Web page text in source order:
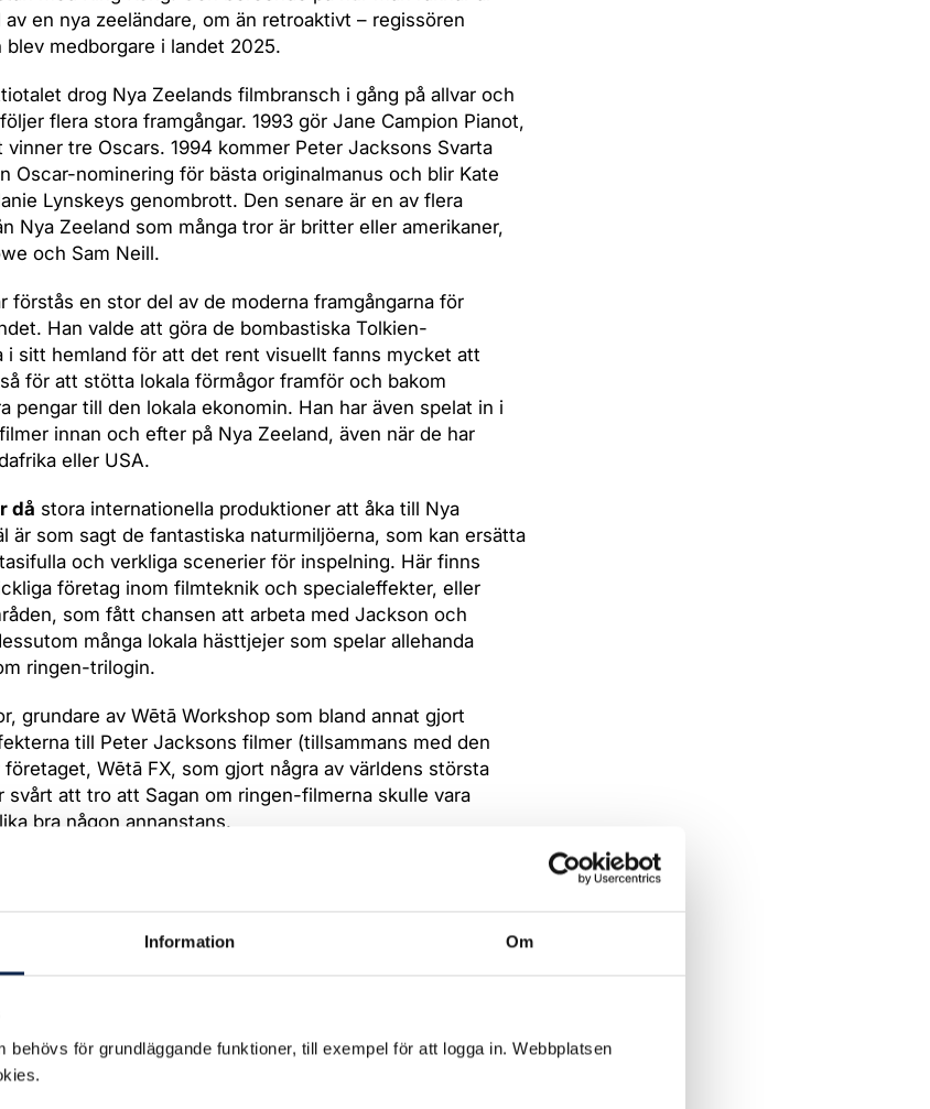
Information Om
behövs för grundläggande funktioner, till exempel för att logga in. Webbplatsen
en nya zeeländare, om än retroaktivt – regissören
blev medborgare i landet 2025.
drog Nya Zeelands filmbransch i gång på allvar och
flera stora framgångar. 1993 gör Jane Campion Pianot,
vinner tre Oscars. 1994 kommer Peter Jacksons Svarta
Oscar-nominering för bästa originalmanus och blir Kate
Lynskeys genombrott. Den senare är en av flera
Nya Zeeland som många tror är britter eller amerikaner,
och Sam Neill.
förstås en stor del av de moderna framgångarna för
Han valde att göra de bombastiska Tolkien-
i sitt hemland för att det rent visuellt fanns mycket att
för att stötta lokala förmågor framför och bakom
pengar till den lokala ekonomin. Han har även spelat in i
innan och efter på Nya Zeeland, även när de har
eller USA.
då stora internationella produktioner att åka till Nya
är som sagt de fantastiska naturmiljöerna, som kan ersätta
och verkliga scenerier för inspelning. Här finns
företag inom filmteknik och specialeffekter, eller
som fått chansen att arbeta med Jackson och
många lokala hästtjejer som spelar allehanda
ringen-trilogin.
grundare av Wētā Workshop som bland annat gjort
till Peter Jacksons filmer (tillsammans med den
Wētā FX, som gjort några av världens största
svårt att tro att Sagan om ringen-filmerna skulle vara
bra någon annanstans.
för hela Nya Zeeland. Vi har fantastiska talanger i det här
cast och crew utan alla som understödjer filmproduktionen
catering, byggare, elektriker. Vi har en sådan
det klassiska skälet: Ekonomiska incitament som